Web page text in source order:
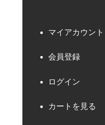
マイアカウント
会員登録
ログイン
カートを見る